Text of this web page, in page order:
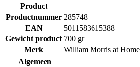
Product
Productnummer 285748
EAN
5011583615388
Gewicht product 700 gr
Merk
William Morris at Home
Algemeen